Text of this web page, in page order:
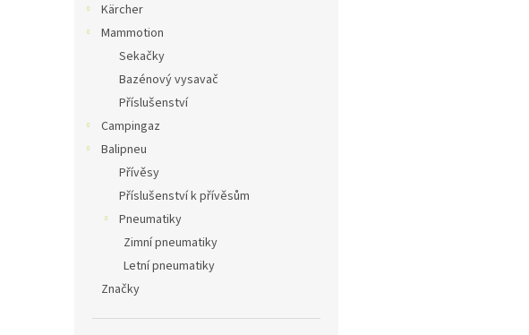
Kärcher
Mammotion
Sekačky
Bazénový vysavač
Příslušenství
Campingaz
Balipneu
Přívěsy
Příslušenství k přívěsům
Pneumatiky
Zimní pneumatiky
Letní pneumatiky
Značky